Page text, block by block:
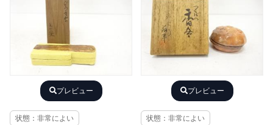
プレビュー
状態：非常によい
プレビュー
状態：非常によい